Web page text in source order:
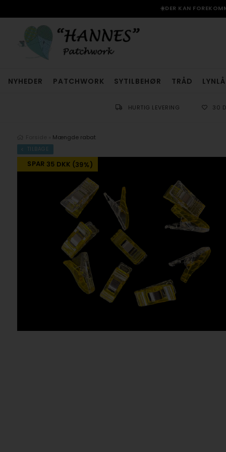
☀️DER KAN
NYHEDER PATCHWORK SYTILBEHØR TRÅD
HURTIG LEVERING 30
Mængde rabat
TILBAGE
SPAR 35 DKK (39%)